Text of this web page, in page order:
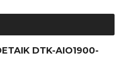
DTK-AIO1900-